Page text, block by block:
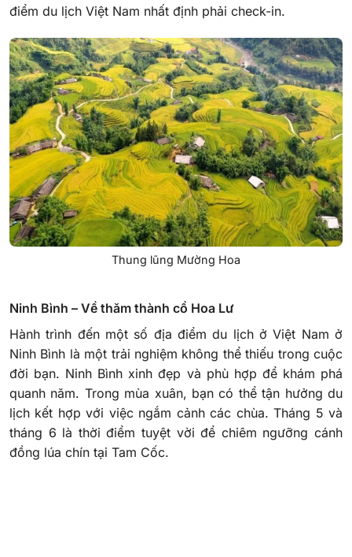
điểm du lịch Việt Nam nhất định phải check-in.
Thung lũng Mường Hoa
Ninh Bình – Về thăm thành cổ Hoa Lư
Hành trình đến một số địa điểm du lịch ở Việt Nam ở
Ninh Bình là một trải nghiệm không thể thiếu trong cuộc
đời bạn. Ninh Bình xinh đẹp và phù hợp để khám phá
quanh năm. Trong mùa xuân, bạn có thể tận hưởng du
lịch kết hợp với việc ngắm cảnh các chùa. Tháng 5 và
tháng 6 là thời điểm tuyệt vời để chiêm ngưỡng cánh
đồng lúa chín tại Tam Cốc.